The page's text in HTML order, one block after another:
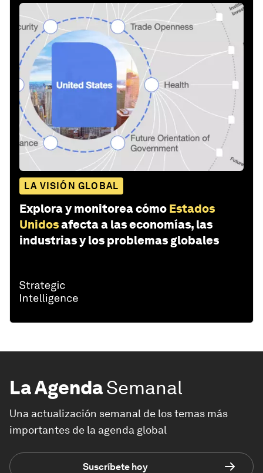
LA VISIÓN GLOBAL
Explora y monitorea cómo Estados
Unidosafecta a las economías, las
industrias y los problemas globales
La AgendaSemanal
Una actualización semanal de los temas más
importantes de la agenda global
Suscríbete hoy